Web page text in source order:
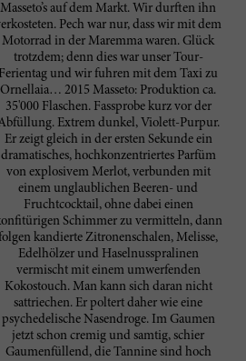
Masseto’s auf dem Markt. Wir durften ihn
Pech war nur, dass wir mit dem
Motorrad in der Maremma waren. Glück
trotzdem; denn dies war unser Tour-
Ferientag und wir fuhren mit dem Taxi zu
Ornellaia… 2015 Masseto: Produktion ca.
35'000 Flaschen. Fassprobe kurz vor der
Extrem dunkel, Violett-Purpur.
Er zeigt gleich in der ersten Sekunde ein
dramatisches, hochkonzentriertes Parfüm
von explosivem Merlot, verbunden mit
einem unglaublichen Beeren- und
Fruchtcocktail, ohne dabei einen
Schimmer zu vermitteln, dann
kandierte Zitronenschalen, Melisse,
Edelhölzer und Haselnusspralinen
vermischt mit einem umwerfenden
Kokostouch. Man kann sich daran nicht
sattriechen. Er poltert daher wie eine
psychedelische Nasendroge. Im Gaumen
jetzt schon cremig und samtig, schier
Gaumenfüllend, die Tannine sind hoch